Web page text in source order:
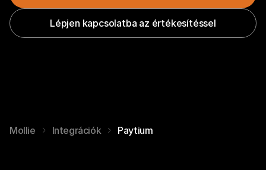
Lépjen kapcsolatba az értékesítéssel
Mollie Integrációk Paytium